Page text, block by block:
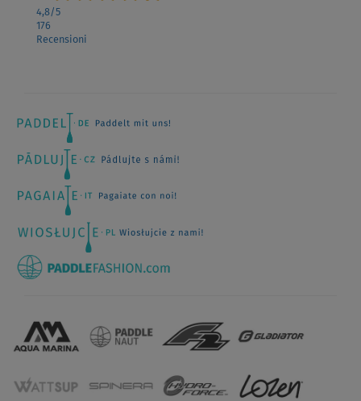
4,8/5
176
Recensioni